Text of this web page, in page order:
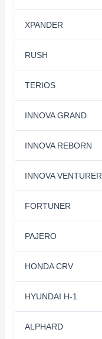
XPANDER
RUSH
TERIOS
INNOVA GRAND
INNOVA REBORN
INNOVA VENTURER
FORTUNER
PAJERO
HONDA CRV
HYUNDAI H-1
ALPHARD